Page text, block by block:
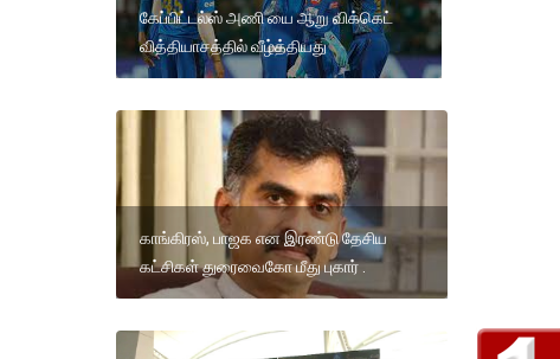
கேப்பிட்டல்ஸ் அணி யை ஆறு விக்கெட்
வித்தியாசத்தில் வீழ்த்தியது
காங்கிரஸ், பாஜக என இரண்டு தேசிய
கட்சிகள் துரைவைகோ மீது புகார் .